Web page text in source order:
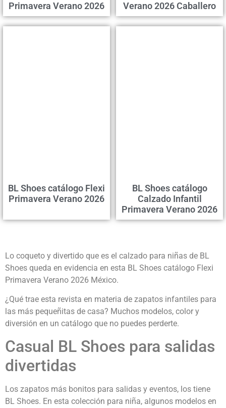
Primavera Verano 2026
Verano 2026 Caballero
BL Shoes catálogo Flexi
Primavera Verano 2026
BL Shoes catálogo
Calzado Infantil
Primavera Verano 2026
Lo coqueto y divertido que es el calzado para niñas de BL
Shoes queda en evidencia en esta BL Shoes catálogo Flexi
Primavera Verano 2026 México.
¿Qué trae esta revista en materia de zapatos infantiles para
las más pequeñitas de casa? Muchos modelos, color y
diversión en un catálogo que no puedes perderte.
Casual BL Shoes para salidas
divertidas
Los zapatos más bonitos para salidas y eventos, los tiene
BL Shoes. En esta colección para niña, algunos modelos en